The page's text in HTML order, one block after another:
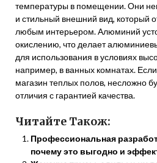
температуры в помещении. Они
и стильный внешний вид, который
любым интерьером. Алюминий
окислению, что делает
для использования в условиях
например, в ванных комнатах.
магазин теплых полов, несложно
отличия с гарантией качества.
Читайте Також:
Профессиональная
почему это выгодно и